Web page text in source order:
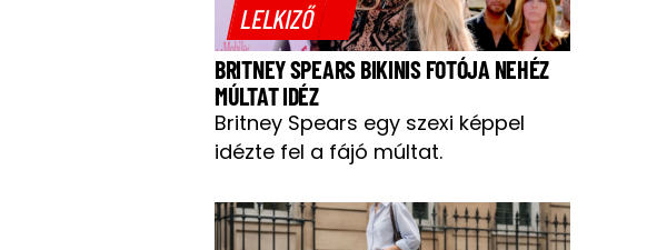
LELKIZŐ
BRITNEY SPEARS BIKINIS FOTÓJA NEHÉZ
MÚLTAT IDÉZ
Britney Spears egy szexi képpel
idézte fel a fájó múltat.